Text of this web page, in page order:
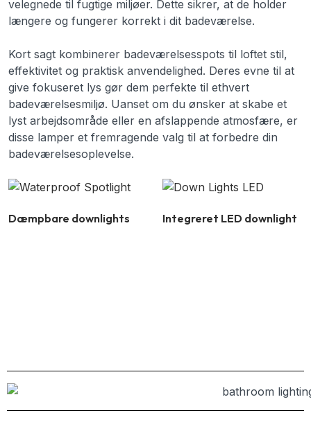
velegnede til fugtige miljøer. Dette sikrer, at de holder
længere og fungerer korrekt i dit badeværelse.
Kort sagt kombinerer badeværelsesspots til loftet stil,
effektivitet og praktisk anvendelighed. Deres evne til at
give fokuseret lys gør dem perfekte til ethvert
badeværelsesmiljø. Uanset om du ønsker at skabe et
lyst arbejdsområde eller en afslappende atmosfære, er
disse lamper et fremragende valg til at forbedre din
badeværelsesoplevelse.
Dæmpbare downlights Integreret LED downlight